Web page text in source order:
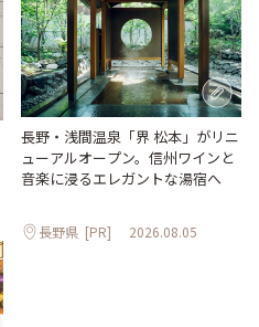
長野・浅間温泉「界 松本」がリニ
ューアルオープン。信州ワインと
音楽に浸るエレガントな湯宿へ
長野県 [PR] 2026.08.05